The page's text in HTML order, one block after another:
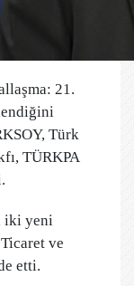
21.
Türk
TÜRKPA
iki yeni
ve
etti.